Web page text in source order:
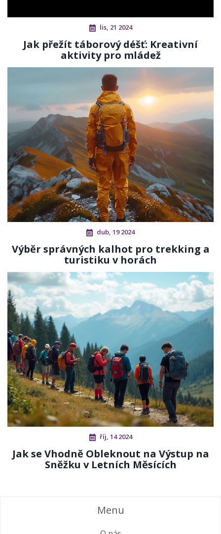
lis, 21 2024
Jak přežít táborový déšť: Kreativní
aktivity pro mládež
dub, 19 2024
Výběr správných kalhot pro trekking a
turistiku v horách
říj, 14 2024
Jak se Vhodně Obleknout na Výstup na
Sněžku v Letních Měsících
Menu